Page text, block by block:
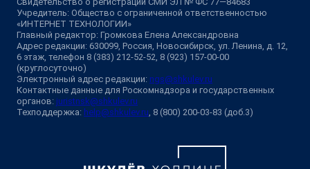
Учредитель: Общество с ограниченной ответственностью
«ИНТЕРНЕТ ТЕХНОЛОГИИ»
Главный редактор: Громкова Елена Александровна
Адрес редакции: 630099, Россия, Новосибирск, ул. Ленина, д. 12,
6 этаж, телефон 8 (383) 212-52-52, 8 (923) 157-00-00
(круглосуточно)
Электронный адрес редакции: ngs@shkulev.ru
Контактные данные для Роскомнадзора и государственных
органов: juristnsk@shkulev.ru
Техподдержка: help@shkulev.ru, 8 (800) 200-03-83 (доб.3)